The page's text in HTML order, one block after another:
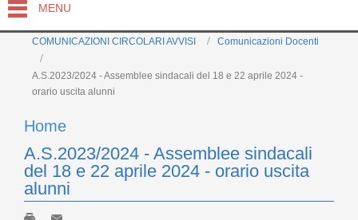
MENU
COMUNICAZIONI CIRCOLARI AVVISI Comunicazioni Docenti
A.S.2023/2024 - Assemblee sindacali del 18 e 22 aprile 2024 -
orario uscita alunni
Home
A.S.2023/2024 - Assemblee sindacali
del 18 e 22 aprile 2024 - orario uscita
alunni